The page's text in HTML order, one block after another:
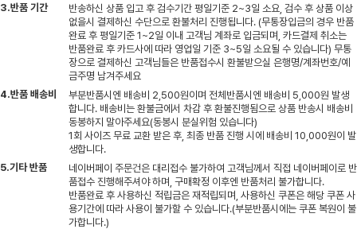
3.반품 기간
반송하신 상품 입고 후 검수기간 평일기준 2~3일 소요, 검수 후 상품 이상
없을시 결제하신 수단으로 환불처리 진행됩니다. (무통장입금의 경우 반품
완료 후 평일기준 1~2일 이내 고객님 계좌로 입금되며, 카드결제 취소는
반품완료 후 카드사에 따라 영업일 기준 3~5일 소요될 수 있습니다) 무통
장으로 결제하신 고객님들은 반품접수시 환불받으실 은행명/계좌번호/예
금주명 남겨주세요
4.반품 배송비
부분반품시엔 배송비 2,500원이며 전체반품시엔 배송비 5,000원 발생
합니다. 배송비는 환불금에서 차감 후 환불진행됨으로 상품 반송시 배송비
동봉하지 말아주세요(동봉시 분실위험 있습니다)
1회 사이즈 무료 교환 받은 후, 최종 반품 진행 시에 배송비 10,000원이 발
생합니다.
5.기타 반품
네이버페이 주문건은 대리접수 불가하여 고객님께서 직접 네이버페이로 반
품접수 진행해주셔야 하며, 구매확정 이후엔 반품처리 불가합니다.
반품완료 후 사용하신 적립금은 재적립되며, 사용하신 쿠폰은 해당 쿠폰 사
용기간에 따라 사용이 불가할 수 있습니다.(부분반품시에는 쿠폰 복원이 불
가합니다.)